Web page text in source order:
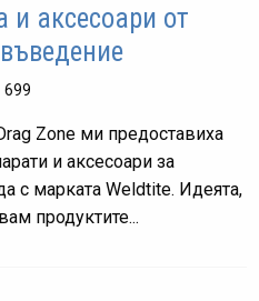
и аксесоари от
699
Zone ми предоставиха
и аксесоари за
с марката Weldtite. Идеята,
продуктите...